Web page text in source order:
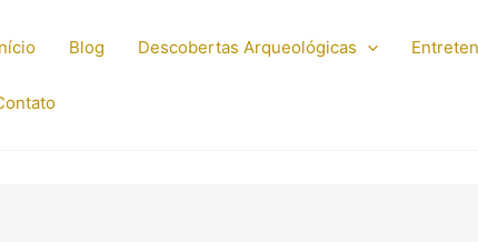
Blog Descobertas Arqueológicas